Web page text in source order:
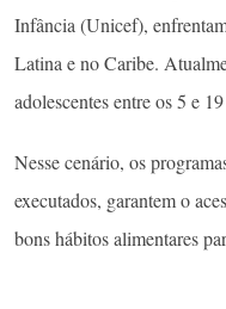
Infância (Unicef),
Latina e no Caribe.
adolescentes entre os 5 e
Nesse cenário, os
executados, garantem o
bons hábitos alimentares